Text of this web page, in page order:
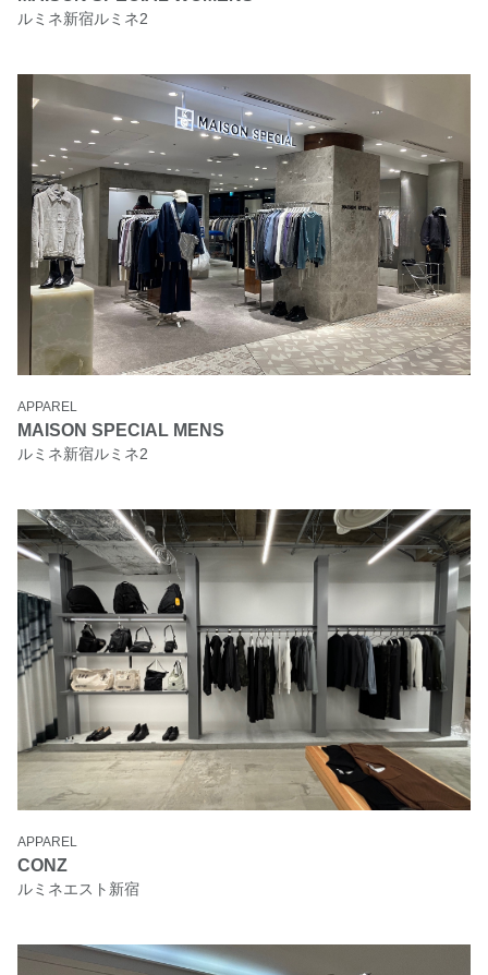
ルミネ新宿ルミネ2
APPAREL
MAISON SPECIAL MENS
ルミネ新宿ルミネ2
APPAREL
CONZ
ルミネエスト新宿